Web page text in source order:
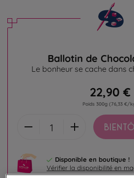
Ballotin de
Le bonheur se cache dans
22,90 €
Poids 300g (76,33 €/
Disponible en boutique !
Vérifier la disponibilité en